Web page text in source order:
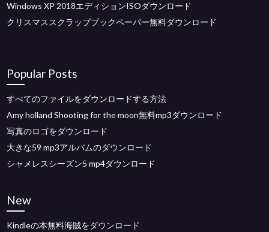
Windows XP 2018エディションISOダウンロード
クリスマススクラップブックペーパー無料ダウンロード
Popular Posts
すべてのファイルをダウンロードする方法
Amy holland Shooting for the moon無料mp3ダウンロード
写真のロゴをダウンロード
大きな59 mp3アルバムのダウンロード
シャメレスシーズン5 mp4ダウンロード
New
Kindleの本無料海賊をダウンロード